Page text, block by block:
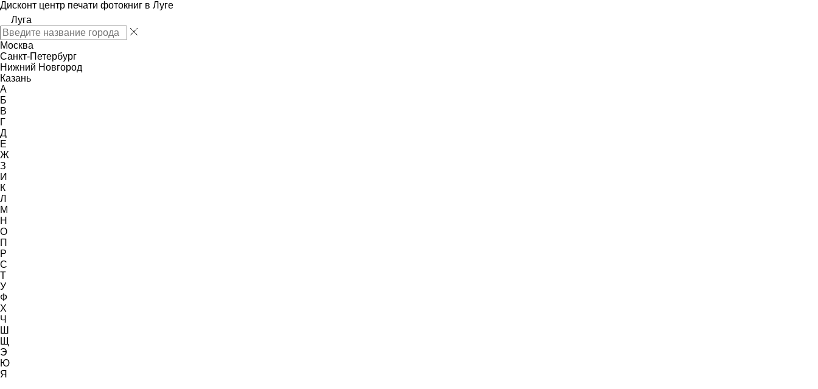
Дисконт центр печати фотокниг в Луге
Луга
Москва
Санкт-Петербург
Нижний Новгород
Казань
А
Б
В
Г
Д
Е
Ж
З
И
К
Л
М
Н
О
П
Р
С
Т
У
Ф
Х
Ч
Ш
Щ
Э
Ю
Я